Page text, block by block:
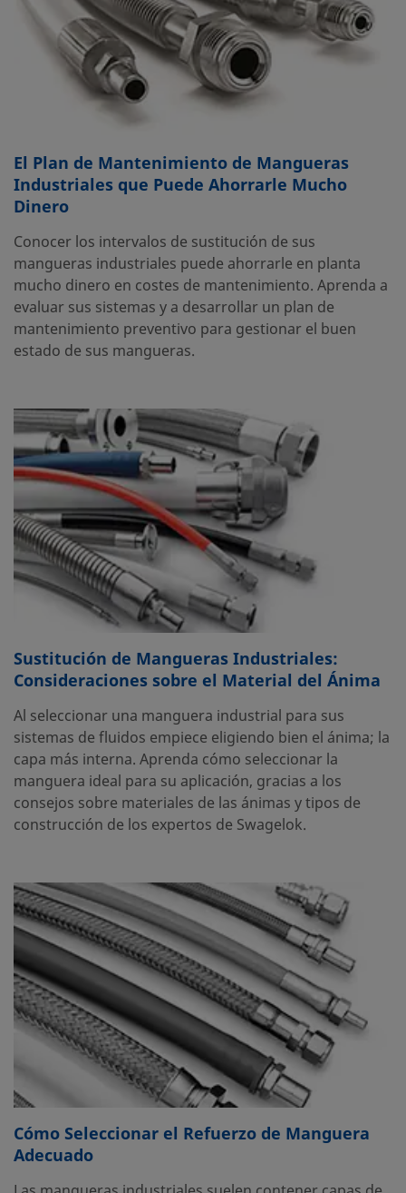
El Plan de Mantenimiento de Mangueras
Industriales que Puede Ahorrarle Mucho
Dinero
Conocer los intervalos de sustitución de sus
mangueras industriales puede ahorrarle en planta
mucho dinero en costes de mantenimiento. Aprenda a
evaluar sus sistemas y a desarrollar un plan de
mantenimiento preventivo para gestionar el buen
estado de sus mangueras.
Sustitución de Mangueras Industriales:
Consideraciones sobre el Material del Ánima
Al seleccionar una manguera industrial para sus
sistemas de fluidos empiece eligiendo bien el ánima; la
capa más interna. Aprenda cómo seleccionar la
manguera ideal para su aplicación, gracias a los
consejos sobre materiales de las ánimas y tipos de
construcción de los expertos de Swagelok.
Cómo Seleccionar el Refuerzo de Manguera
Adecuado